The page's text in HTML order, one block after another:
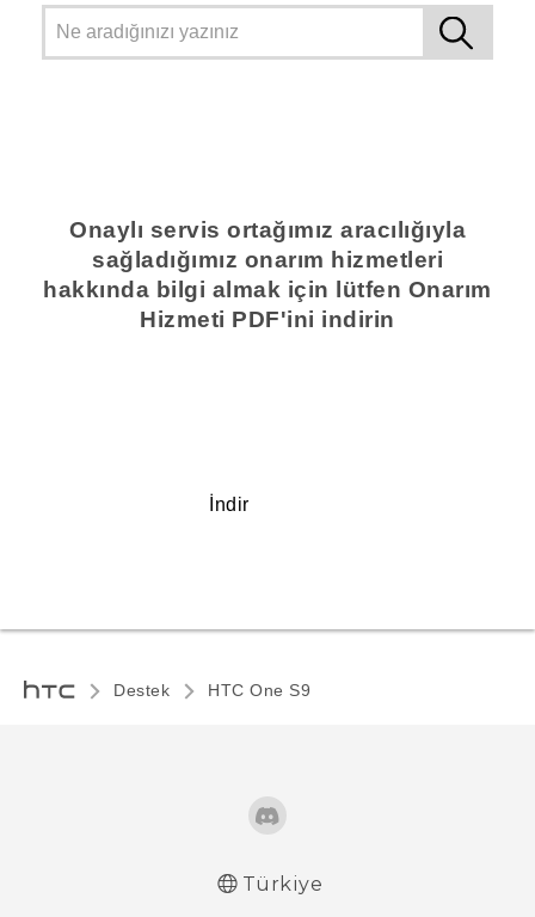
Onaylı servis ortağımız aracılığıyla
sağladığımız onarım hizmetleri
hakkında bilgi almak için lütfen Onarım
Hizmeti PDF'ini indirin
İndir
Destek HTC One S9‎
Türkiye